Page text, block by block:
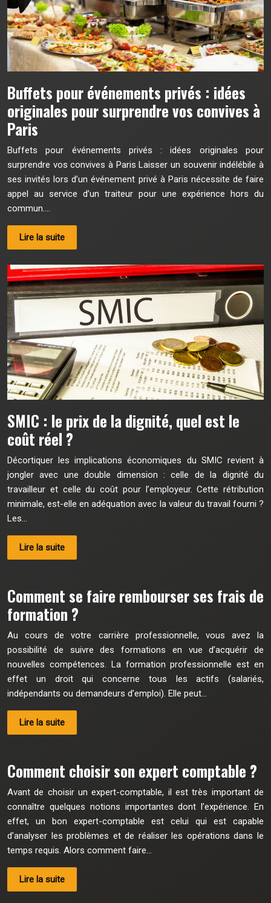
Buffets pour événements privés : idées
originales pour surprendre vos convives à
Paris
Buffets pour événements privés : idées originales pour
surprendre vos convives à Paris Laisser un souvenir indélébile à
ses invités lors d’un événement privé à Paris nécessite de faire
appel au service d’un traiteur pour une expérience hors du
commun….
Lire la suite
SMIC : le prix de la dignité, quel est le
coût réel ?
Décortiquer les implications économiques du SMIC revient à
jongler avec une double dimension : celle de la dignité du
travailleur et celle du coût pour l’employeur. Cette rétribution
minimale, est-elle en adéquation avec la valeur du travail fourni ?
Les…
Lire la suite
Comment se faire rembourser ses frais de
formation ?
Au cours de votre carrière professionnelle, vous avez la
possibilité de suivre des formations en vue d’acquérir de
nouvelles compétences. La formation professionnelle est en
effet un droit qui concerne tous les actifs (salariés,
indépendants ou demandeurs d’emploi). Elle peut…
Lire la suite
Comment choisir son expert comptable ?
Avant de choisir un expert-comptable, il est très important de
connaître quelques notions importantes dont l’expérience. En
effet, un bon expert-comptable est celui qui est capable
d’analyser les problèmes et de réaliser les opérations dans le
temps requis. Alors comment faire…
Lire la suite